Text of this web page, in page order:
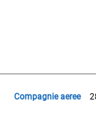
Compagnie aeree